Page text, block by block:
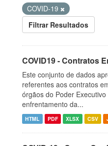
COVID-19
Filtrar Resultados
COVID19 - Contratos
Este conjunto de dados
referentes aos contratos
órgãos do Poder
enfrentamento da...
HTML PDF XLSX CSV